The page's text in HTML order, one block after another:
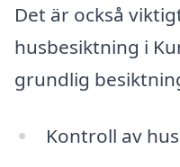
Det är också
husbesiktning i
grundlig
Kontroll av